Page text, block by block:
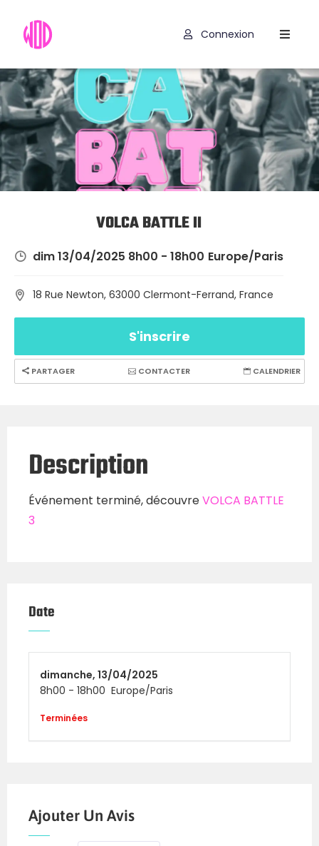
Hyrox
Programmes
WOD
Exercices
Codes
Promo
Connexion
VOLCA BATTLE II
dim 13/04/2025 8h00 - 18h00 Europe/Paris
18 Rue Newton, 63000 Clermont-Ferrand, France
S'inscrire
PARTAGER CONTACTER CALENDRIER
Description
Événement terminé, découvreVOLCA BATTLE
3
Date
dimanche, 13/04/2025
8h00 - 18h00 Europe/Paris
Terminées
Ajouter Un Avis